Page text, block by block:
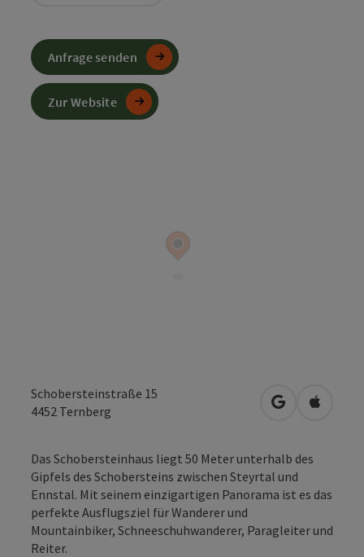
Schobersteinstraße 15
4452 Ternberg in Google
in
Das Schobersteinhaus liegt 50 Meter unterhalb des
Gipfels des Schobersteins zwischen Steyrtal und
Ennstal. Mit seinem einzigartigen Panorama ist es das
perfekte Ausflugsziel für Wanderer und
Mountainbiker, Schneeschuhwanderer, Paragleiter und
Reiter.
Anfrage senden
Zur Website